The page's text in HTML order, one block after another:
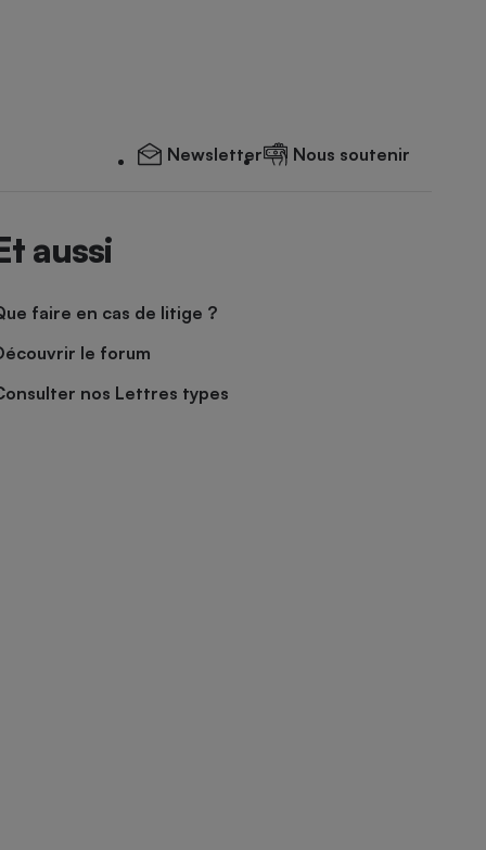
Newsletter Nous soutenir
aussi
faire en cas de litige ?
le forum
nos Lettres types